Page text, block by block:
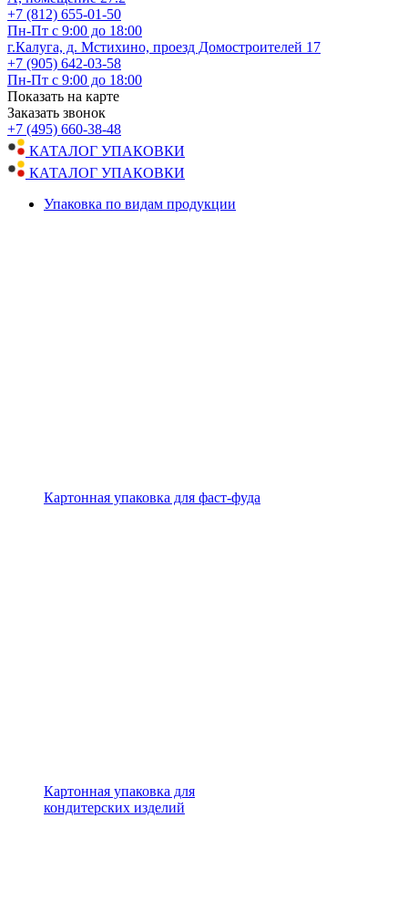
+7 (812) 655-01-50
Пн-Пт с 9:00 до 18:00
г.Калуга, д. Мстихино, проезд Домостроителей 17
+7 (905) 642-03-58
Пн-Пт с 9:00 до 18:00
Показать на карте
Заказать звонок
+7 (495) 660-38-48
КАТАЛОГ УПАКОВКИ
КАТАЛОГ УПАКОВКИ
Упаковка по видам продукции
Картонная упаковка для фаст-фуда
Картонная упаковка для
кондитерских изделий